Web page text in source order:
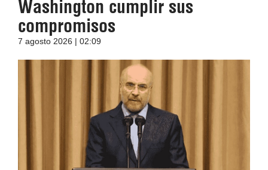
Washington cumplir sus
compromisos
7 agosto 2026 | 02:09